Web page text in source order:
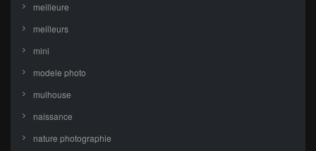
meilleure
meilleurs
mini
modele photo
mulhouse
naissance
nature photographie